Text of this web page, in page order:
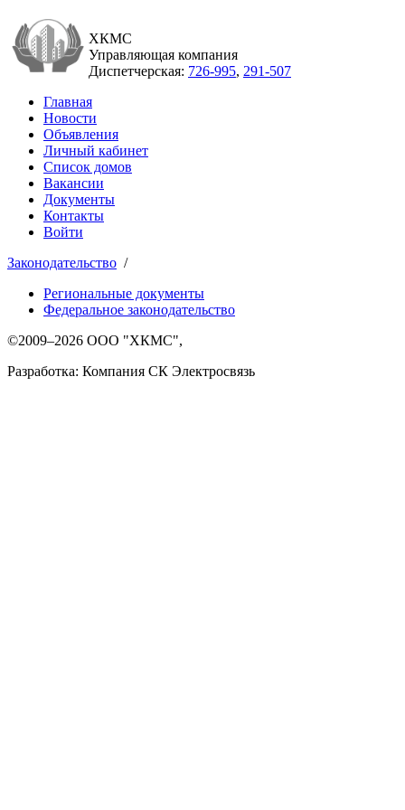
ХКМС
Управляющая компания
Диспетчерская: 726-995, 291-507
Главная
Новости
Объявления
Личный кабинет
Список домов
Вакансии
Документы
Контакты
Войти
Законодательство /
Региональные документы
Федеральное законодательство
©2009–2026 ООО "ХКМС",
Разработка: Компания СК Электросвязь